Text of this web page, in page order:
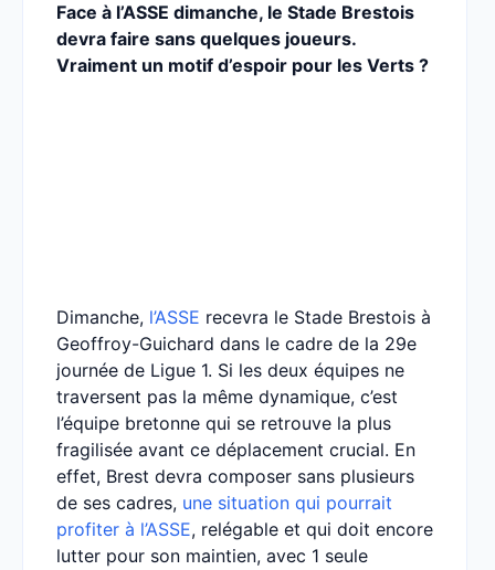
Face à l’ASSE dimanche, le Stade Brestois
devra faire sans quelques joueurs.
Vraiment un motif d’espoir pour les Verts ?
Dimanche, l’ASSE recevra le Stade Brestois à
Geoffroy-Guichard dans le cadre de la 29e
journée de Ligue 1. Si les deux équipes ne
traversent pas la même dynamique, c’est
l’équipe bretonne qui se retrouve la plus
fragilisée avant ce déplacement crucial. En
effet, Brest devra composer sans plusieurs
de ses cadres, une situation qui pourrait
profiter à l’ASSE, relégable et qui doit encore
lutter pour son maintien, avec 1 seule